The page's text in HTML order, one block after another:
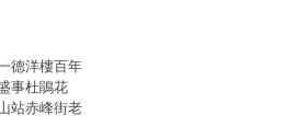
德洋樓百年
事杜鵑花
站赤峰街老